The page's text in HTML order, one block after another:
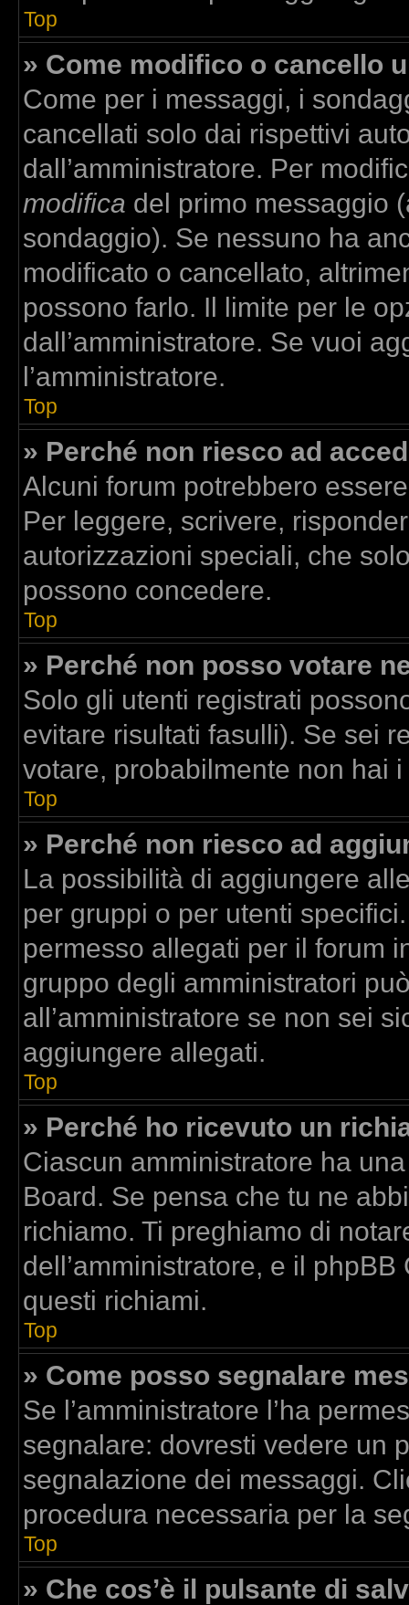
Top
» Come modifico o cancello
Come per i messaggi, i
cancellati solo dai rispettivi
dall’amministratore. Per
modifica del primo messaggio
sondaggio). Se nessuno ha
modificato o cancellato,
possono farlo. Il limite per le
dall’amministratore. Se vuoi
l’amministratore.
Top
» Perché non riesco ad
Alcuni forum potrebbero
Per leggere, scrivere,
autorizzazioni speciali, che
possono concedere.
Top
» Perché non posso votare
Solo gli utenti registrati
evitare risultati fasulli). Se sei
votare, probabilmente non hai
Top
» Perché non riesco ad
La possibilità di aggiungere
per gruppi o per utenti
permesso allegati per il forum
gruppo degli amministratori
all’amministratore se non sei
aggiungere allegati.
Top
» Perché ho ricevuto un
Ciascun amministratore ha
Board. Se pensa che tu ne
richiamo. Ti preghiamo di
dell’amministratore, e il
questi richiami.
Top
» Come posso segnalare
Se l’amministratore l’ha
segnalare: dovresti vedere un
segnalazione dei messaggi.
procedura necessaria per la
Top
» Che cos’è il pulsante di